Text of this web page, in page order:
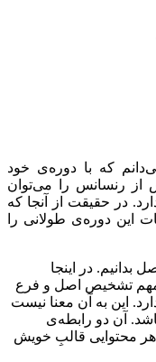
که با دوره‌ی خود
از رنسانس را می‌توان
در حقیقت از آنجا که
این دوره‌ی طولانی را
بدانیم. در اینجا
مهم تشخیص اصل و فرع
این به آن معنا نیست
آن دو رابطه‌ی
محتوایی قالبِ خویش